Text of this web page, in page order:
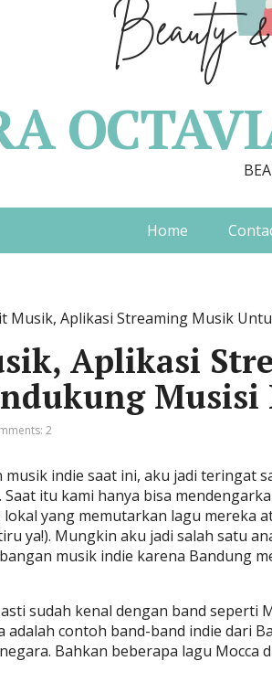
Home
Musik, Aplikasi Streaming Musik
Aplikasi
Musisi
2
indie saat ini, aku jadi teringat
itu kami hanya bisa
yang memutarkan lagu mereka
ya!). Mungkin aku jadi salah satu
musik indie karena Bandung
sudah kenal dengan band seperti
adalah contoh band-band indie dari
Bahkan beberapa lagu Mocca